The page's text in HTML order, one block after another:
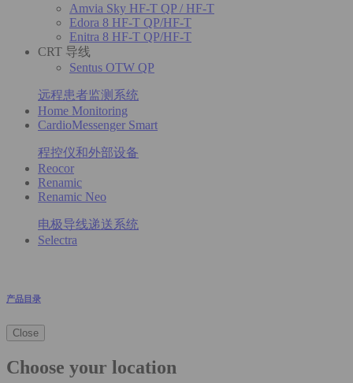
Amvia Sky HF-T QP / HF-T
Edora 8 HF-T QP/HF-T
Enitra 8 HF-T QP/HF-T
CRT 导线
Sentus OTW QP
远程患者监测系统
Home Monitoring
CardioMessenger Smart
程控仪和外部设备
Reocor
Renamic
Renamic Neo
电极导线递送系统
Selectra
产品目录
Close
Choose your location